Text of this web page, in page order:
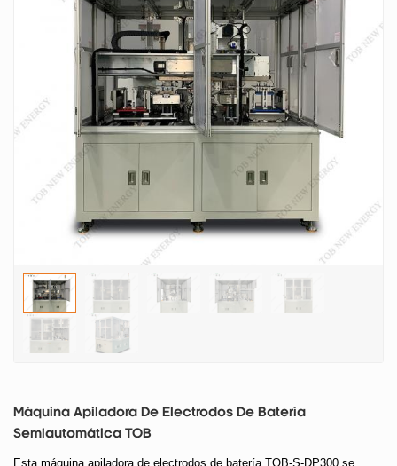
Máquina Apiladora De Electrodos De Batería
Semiautomática TOB
Esta máquina apiladora de electrodos de batería TOB-S-DP300 se